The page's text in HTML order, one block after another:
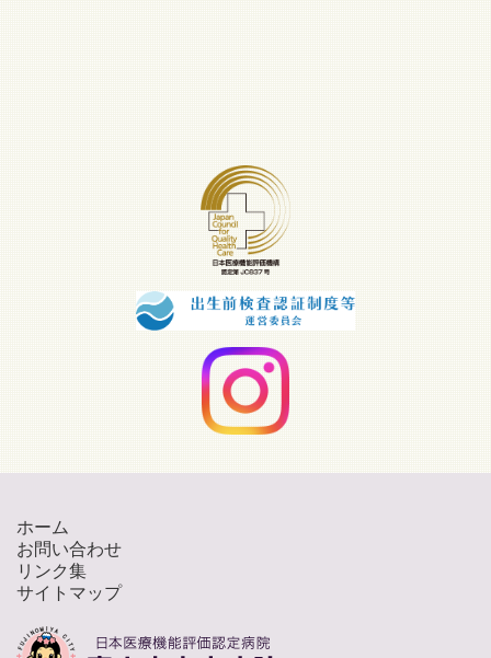
ホーム
お問い合わせ
リンク集
サイトマップ